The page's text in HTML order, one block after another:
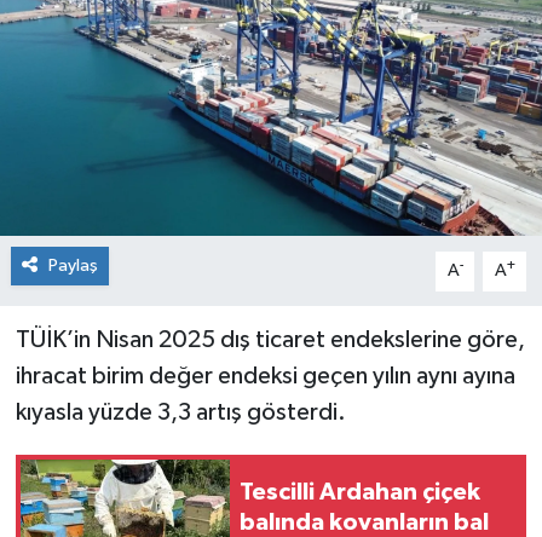
Paylaş A- A+
TÜİK’in Nisan 2025 dış ticaret endekslerine göre,
ihracat birim değer endeksi geçen yılın aynı ayına
kıyasla yüzde 3,3 artış gösterdi.
Tescilli Ardahan çiçek
balında kovanların bal